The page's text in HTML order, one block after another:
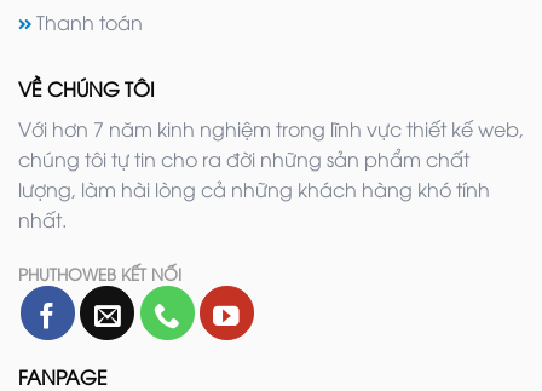
Thanh toán
VỀ CHÚNG TÔI
Với hơn 7 năm kinh nghiệm trong lĩnh vực thiết kế web,
chúng tôi tự tin cho ra đời những sản phẩm chất
lượng, làm hài lòng cả những khách hàng khó tính
nhất.
PHUTHOWEB KẾT NỐI
FANPAGE